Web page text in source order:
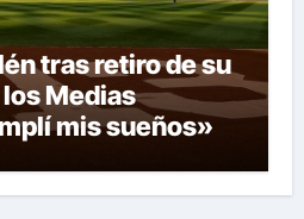
tras retiro de su
Medias
mis sueños»